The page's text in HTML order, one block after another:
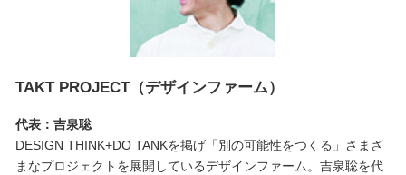
TAKT PROJECT（デザインファーム）
代表：吉泉聡
DESIGN THINK+DO TANKを掲げ「別の可能性をつくる」さまざ
まなプロジェクトを展開しているデザインファーム。吉泉聡を代